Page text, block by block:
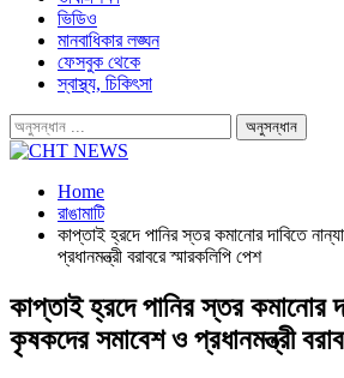
ভিডিও
মানবাধিকার লঙ্ঘন
ফেসবুক থেকে
স্বাস্থ্য, চিকিৎসা
Home
রাঙামাটি
কাপ্তাই হ্রদে পানির স্তর কমানোর দাবিতে
প্রধানমন্ত্রী বরাবরে স্মারকলিপি পেশ
কাপ্তাই হ্রদে পানির স্তর কমানোর
কৃষকদের সমাবেশ ও প্রধানমন্ত্রী